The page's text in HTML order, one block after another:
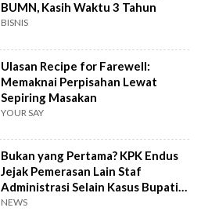
BUMN, Kasih Waktu 3 Tahun
BISNIS
Ulasan Recipe for Farewell:
Memaknai Perpisahan Lewat
Sepiring Masakan
YOUR SAY
Bukan yang Pertama? KPK Endus
Jejak Pemerasan Lain Staf
Administrasi Selain Kasus Bupati
Pemalang
NEWS